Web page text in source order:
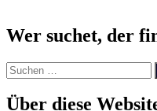
Wer suchet, der
Suchen
nach:
Über diese